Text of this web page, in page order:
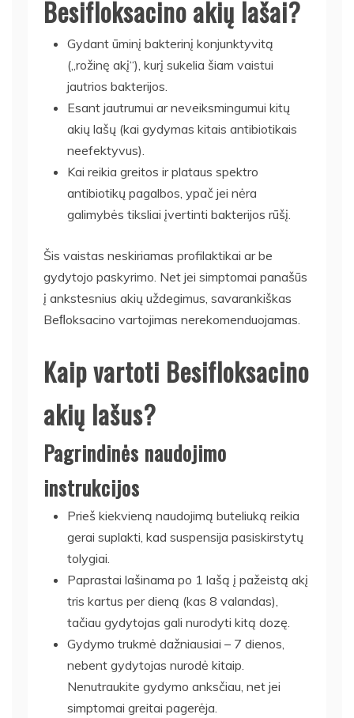
Besifloksacino akių lašai?
Gydant ūminį bakterinį konjunktyvitą
(„rožinę akį“), kurį sukelia šiam vaistui
jautrios bakterijos.
Esant jautrumui ar neveiksmingumui kitų
akių lašų (kai gydymas kitais antibiotikais
neefektyvus).
Kai reikia greitos ir plataus spektro
antibiotikų pagalbos, ypač jei nėra
galimybės tiksliai įvertinti bakterijos rūšį.
Šis vaistas neskiriamas profilaktikai ar be
gydytojo paskyrimo. Net jei simptomai panašūs
į ankstesnius akių uždegimus, savarankiškas
Beﬂoksacino vartojimas nerekomenduojamas.
Kaip vartoti Besifloksacino
akių lašus?
Pagrindinės naudojimo
instrukcijos
Prieš kiekvieną naudojimą buteliuką reikia
gerai suplakti, kad suspensija pasiskirstytų
tolygiai.
Paprastai lašinama po 1 lašą į pažeistą akį
tris kartus per dieną (kas 8 valandas),
tačiau gydytojas gali nurodyti kitą dozę.
Gydymo trukmė dažniausiai – 7 dienos,
nebent gydytojas nurodė kitaip.
Nenutraukite gydymo anksčiau, net jei
simptomai greitai pagerėja.